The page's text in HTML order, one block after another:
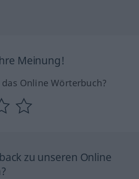
Meinung!
Online Wörterbuch?
zu unseren Online